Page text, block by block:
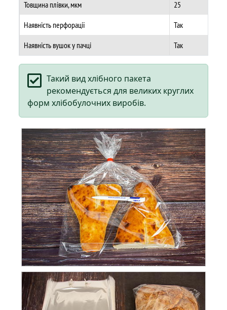
Товщина плівки, мкм
25
Наявність перфорації
Так
Наявність вушок у пачці
Так
Такий вид хлібного пакета
рекомендується для великих круглих
форм хлібобулочних виробів.